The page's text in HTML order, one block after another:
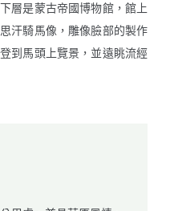
層是蒙古帝國博物館，館上
汗騎馬像，雕像臉部的製作
到馬頭上覽景，並遠眺流經